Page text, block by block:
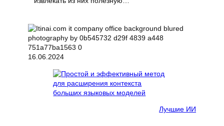
16.06.2024
Лучшие ИИ